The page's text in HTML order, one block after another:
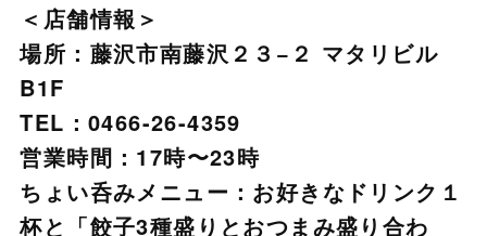
＜店舗情報＞
場所：藤沢市南藤沢２３−２ マタリビル
B1F
TEL：0466-26-4359
営業時間：17時〜23時
ちょい呑みメニュー：お好きなドリンク１
杯と「餃子3種盛りとおつまみ盛り合わ